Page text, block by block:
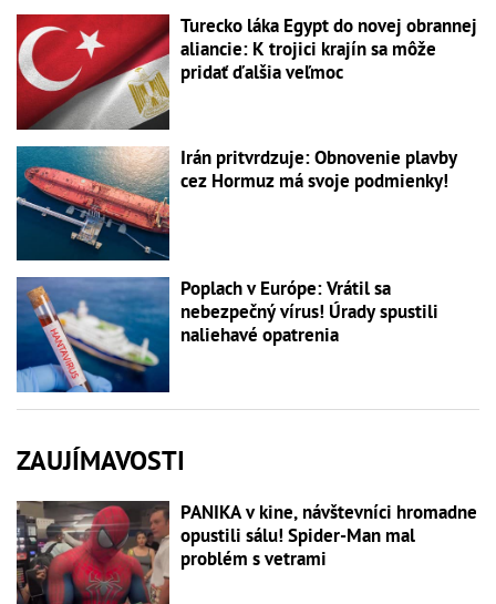
Turecko láka Egypt do novej obrannej
aliancie: K trojici krajín sa môže
pridať ďalšia veľmoc
Irán pritvrdzuje: Obnovenie plavby
cez Hormuz má svoje podmienky!
Poplach v Európe: Vrátil sa
nebezpečný vírus! Úrady spustili
naliehavé opatrenia
ZAUJÍMAVOSTI
PANIKA v kine, návštevníci hromadne
opustili sálu! Spider-Man mal
problém s vetrami